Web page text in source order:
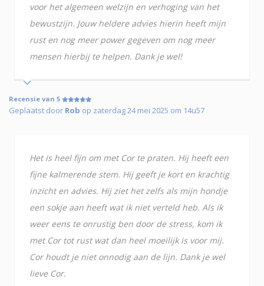
voor het algemeen welzijn en verhoging van het
bewustzijn. Jouw heldere advies hierin heeft mijn
rust en nog meer power gegeven om nog meer
mensen hierbij te helpen. Dank je wel!
Recensie van 5
Geplaatst door Rob op zaterdag 24 mei 2025 om 14u57
Het is heel fijn om met Cor te praten. Hij heeft een
fijne kalmerende stem. Hij geeft je kort en krachtig
inzicht en advies. Hij ziet het zelfs als mijn hondje
een sokje aan heeft wat ik niet verteld heb. Als ik
weer eens te onrustig ben door de stress, kom ik
met Cor tot rust wat dan heel moeilijk is voor mij.
Cor houdt je niet onnodig aan de lijn. Dank je wel
lieve Cor.